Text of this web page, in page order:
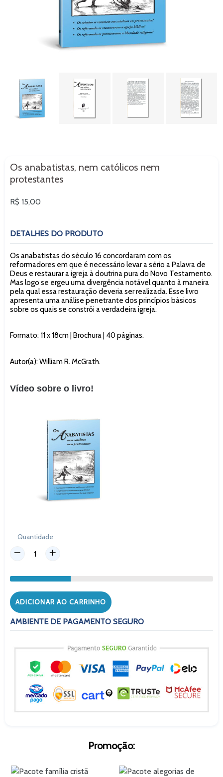
Os anabatistas, nem católicos nem
protestantes
Preço
R$ 15,00
DETALHES DO PRODUTO
Os anabatistas do século 16 concordaram com os
reformadores em que é necessário levar a sério a Palavra de
Deus e restaurar a igreja à doutrina pura do Novo Testamento.
Mas logo se ergeu uma divergência notável quanto à maneira
pela qual essa restauração deveria ser realizada. Esse livro
apresenta uma análise penetrante dos princípios básicos
sobre os quais se constrói a verdadeira igreja.
Formato: 11 x 18cm | Brochura | 40 páginas.
Autor(a): William R. McGrath.
Vídeo sobre o livro!
Quantidade
ADICIONAR AO CARRINHO
AMBIENTE DE PAGAMENTO SEGURO
Promoção: